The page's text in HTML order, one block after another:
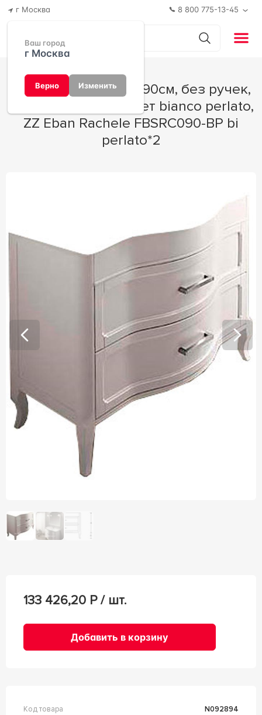
г Москва
Ваш город
г Москва
Верно Изменить
8 800 775-13-45
доводчики Blum, цвет bianco perlato,
ZZ Eban Rachele FBSRC090-BP bi
perlato*2
133 426,20 Р / шт.
Добавить в корзину
Код товара
n092894